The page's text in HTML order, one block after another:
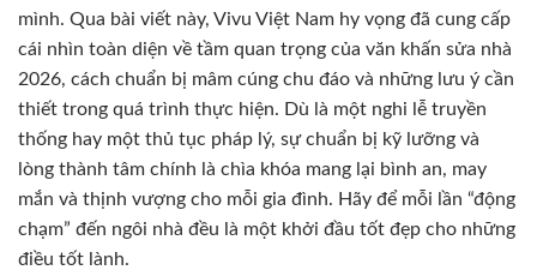
mình. Qua bài viết này, Vivu Việt Nam hy vọng đã cung cấp
cái nhìn toàn diện về tầm quan trọng của văn khấn sửa nhà
2026, cách chuẩn bị mâm cúng chu đáo và những lưu ý cần
thiết trong quá trình thực hiện. Dù là một nghi lễ truyền
thống hay một thủ tục pháp lý, sự chuẩn bị kỹ lưỡng và
lòng thành tâm chính là chìa khóa mang lại bình an, may
mắn và thịnh vượng cho mỗi gia đình. Hãy để mỗi lần “động
chạm” đến ngôi nhà đều là một khởi đầu tốt đẹp cho những
điều tốt lành.